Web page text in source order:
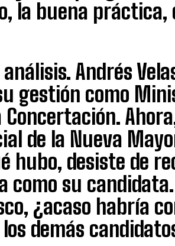
la buena práctica,
Andrés
gestión como
Concertación.
de la Nueva
hubo, desiste de
como su
¿acaso habría
demás